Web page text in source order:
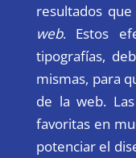
resultados
web. Estos
tipografías,
mismas, para
de la web.
favoritas en
potenciar el